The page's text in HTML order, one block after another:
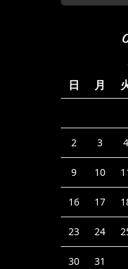
日
月
2 3 4
9 10
16 17
23 24
30 31